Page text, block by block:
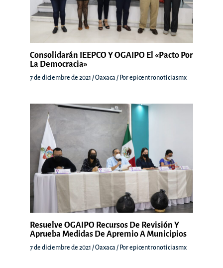
Consolidarán IEEPCO Y OGAIPO El «Pacto Por
La Democracia»
7 de diciembre de 2021 /Oaxaca / Porepicentronoticiasmx
Resuelve OGAIPO Recursos De Revisión Y
Aprueba Medidas De Apremio A Municipios
7 de diciembre de 2021 /Oaxaca / Porepicentronoticiasmx